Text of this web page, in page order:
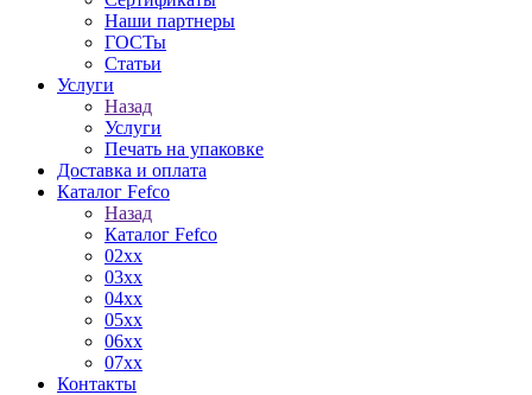
Наши партнеры
ГОСТы
Статьи
Услуги
Назад
Услуги
Печать на упаковке
Доставка и оплата
Каталог Fefco
Назад
Каталог Fefco
02xx
03xx
04xx
05xx
06xx
07xx
Контакты